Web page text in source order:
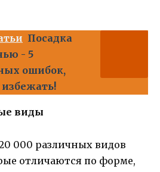
Посадка
- 5
ошибок,
виды
000 различных видов
отличаются по форме,